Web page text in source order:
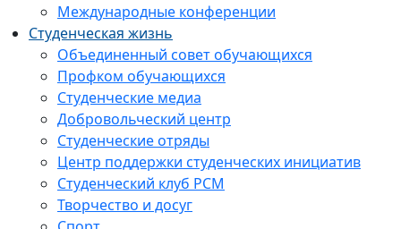
Международные конференции
Студенческая жизнь
Объединенный совет обучающихся
Профком обучающихся
Студенческие медиа
Добровольческий центр
Студенческие отряды
Центр поддержки студенческих инициатив
Студенческий клуб РСМ
Творчество и досуг